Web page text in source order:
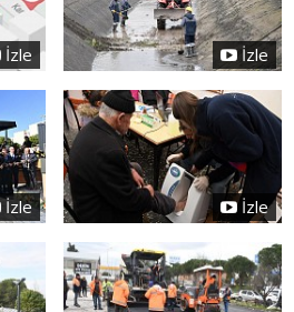
İzle İzle
İzle İzle